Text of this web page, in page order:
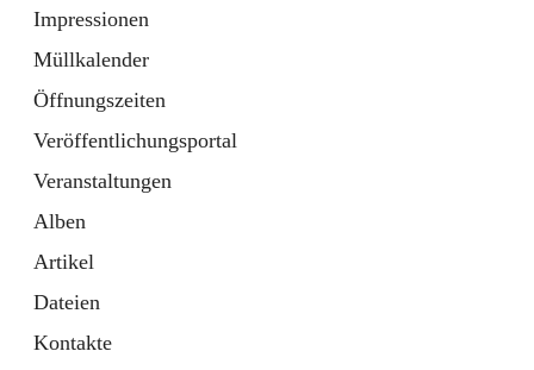
Impressionen
Müllkalender
Öffnungszeiten
Veröffentlichungsportal
Veranstaltungen
Alben
Artikel
Dateien
Kontakte
Bürgerservice
10 Schnellzugriffe